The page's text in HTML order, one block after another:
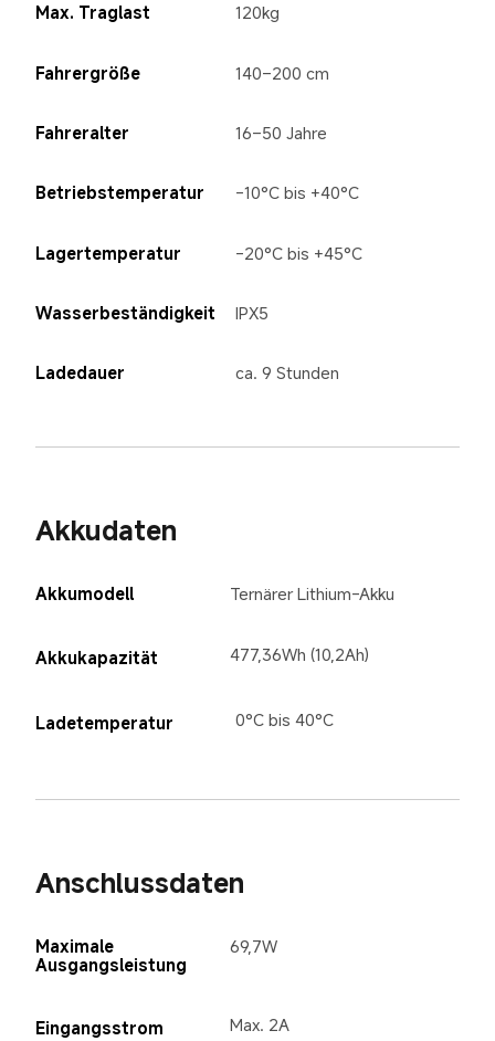
Max. Traglast 120kg
Fahrergröße 140–200 cm
Fahreralter 16–50 Jahre
Betriebstemperatur -10°C bis +40°C
Lagertemperatur -20°C bis +45°C
Wasserbeständigkeit IPX5
Ladedauer ca. 9 Stunden
Akkudaten
Akkumodell Ternärer Lithium-Akku
Akkukapazität 477,36Wh (10,2Ah)
Ladetemperatur 0°C bis 40°C
Anschlussdaten
Maximale
Ausgangsleistung
69,7W
Eingangsstrom Max. 2A